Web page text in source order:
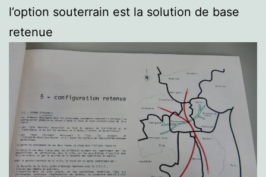
l’option souterrain est la solution de base
retenue